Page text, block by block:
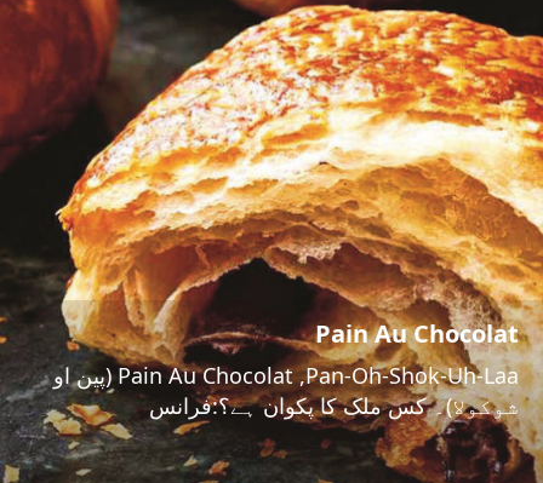
Pain Au Chocolat
Pain Au Chocolat ,Pan-Oh-Shok-Uh-Laa (پین او
شوکولا)۔ کس ملک کا پکوان ہے؟:فرانس